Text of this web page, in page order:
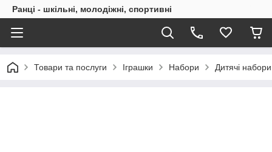
Ранці - шкільні, молодіжні, спортивні
Товари та послуги Іграшки Набори Дитячі набори